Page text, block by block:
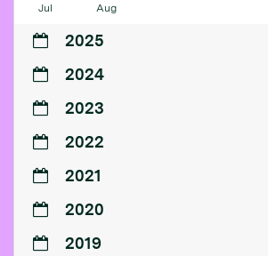
Jul Aug
2025
2024
2023
2022
2021
2020
2019